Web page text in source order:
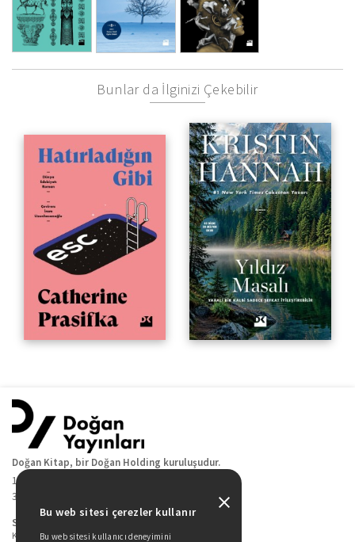
Bunlar da İlginizi Çekebilir
Doğan Kitap, bir Doğan Holding kuruluşudur.
19 Mayıs Cad. Golden Plaza No:1 Kat:10
34360 / Şişli / İstanbul
Sitede Yer Alan Sayfalar
Kitaplarımız
Bu web sitesi çerezler kullanır
Bu web sitesi kullanıcı deneyimini